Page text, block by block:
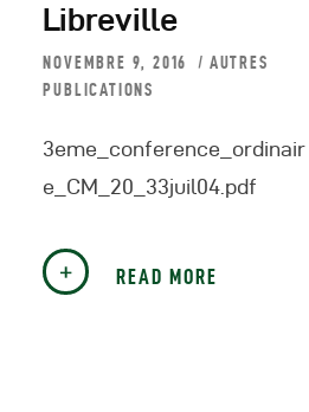
Libreville
NOVEMBRE 9, 2016
AUTRES
PUBLICATIONS
3eme_conference_ordinair
e_CM_20_33juil04.pdf
READ MORE